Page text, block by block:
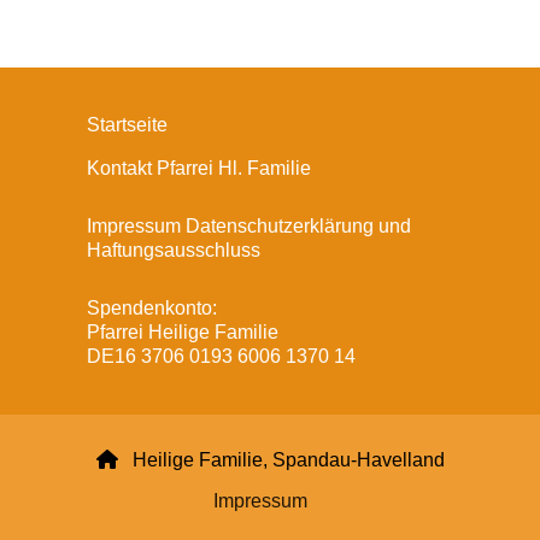
Startseite
Kontakt Pfarrei Hl. Familie
Impressum Datenschutzerklärung und
Haftungsausschluss
Spendenkonto:
Pfarrei Heilige Familie
DE16 3706 0193 6006 1370 14
Heilige Familie, Spandau-Havelland
Impressum